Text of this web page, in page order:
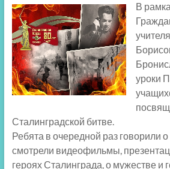
В
уроки
Сталинградской битве.
Ребята в очередной раз говорили
смотрели видеофильмы,
героях Сталинграда, о мужестве и